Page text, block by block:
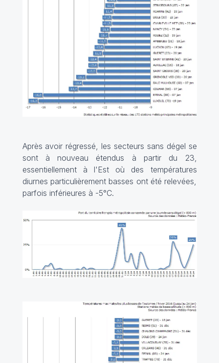
Après avoir régressé, les secteurs sans dégel se
sont à nouveau étendus à partir du 23,
essentiellement à l'Est où des températures
diurnes particulièrement basses ont été relevées,
parfois inférieures à -5°C.